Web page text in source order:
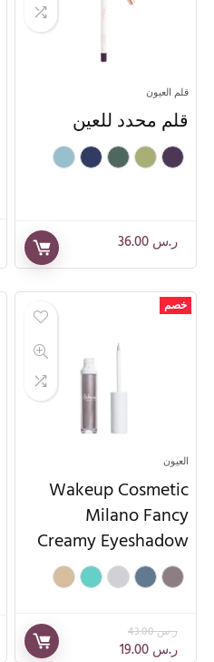
قلم العيون
قلم محدد للعين
ر.س36.00
خصم
العيون
Wakeup Cosmetic
Milano Fancy
Creamy Eyeshadow
ر.س43.00
ر.س19.00